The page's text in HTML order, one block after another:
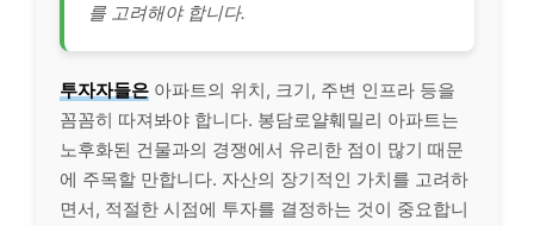
를 고려해야 합니다.
투자자들은 아파트의 위치, 크기, 주변 인프라 등을
꼼꼼히 따져봐야 합니다. 봉담로얄훼밀리 아파트는
노후화된 건물과의 경쟁에서 유리한 점이 많기 때문
에 주목할 만합니다. 자산의 장기적인 가치를 고려하
면서, 적절한 시점에 투자를 결정하는 것이 중요합니